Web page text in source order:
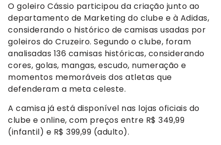
O goleiro Cássio participou da criação junto ao
departamento de Marketing do clube e à Adidas,
considerando o histórico de camisas usadas por
goleiros do Cruzeiro. Segundo o clube, foram
analisadas 136 camisas históricas, considerando
cores, golas, mangas, escudo, numeração e
momentos memoráveis dos atletas que
defenderam a meta celeste.
A camisa já está disponível nas lojas oficiais do
clube e online, com preços entre R$ 349,99
(infantil) e R$ 399,99 (adulto).